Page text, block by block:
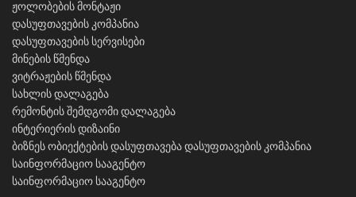
ჟოლობების მონტაჟი
დასუფთავების კომპანია
დასუფთავების სერვისები
მინების წმენდა
ვიტრაჟების წმენდა
სახლის დალაგება
რემონტის შემდგომი დალაგება
ინტერიერის დიზაინი
ბიზნეს ობიექტების დასუფთავებადასუფთავების კომპანია
საინფორმაციო სააგენტო
საინფორმაციო სააგენტო